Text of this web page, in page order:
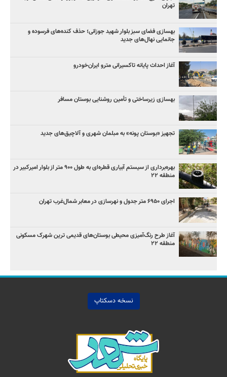
تهران
بهسازی فضای سبز بلوار شهید جوزانی؛ حذف کنده‌های فرسوده و
جانمایی نهال‌های جدید
آغاز احداث پایانه تاکسیرانی مترو ایران‌خودرو
بهسازی زیرساختی و تأمین روشنایی بوستان مسافر
تجهیز «بوستان پونه» به مبلمان شهری و آلاچیق‌های جدید
بهره‌برداری از سیستم آبیاری قطره‌ای به طول ۹۰۰ متر از بلوار امیرکبیر در
منطقه ۲۲
اجرای ۶۹۵۰ متر جدول و نهرسازی در معابر شمال‌غرب تهران
آغاز طرح رنگ‌آمیزی محیطی بوستان‌های قدیمی ترین شهرک مسکونی
منطقه ۲۲
نسخه دسکتاپ